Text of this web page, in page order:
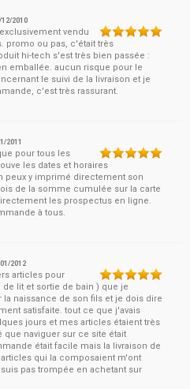
12/2010
vendu
promo ou pas, c'était très
hi-tech s'est très bien passée :
emballée. aucun risque pour le
le suivi de la livraison et je
c'est très rassurant.
2011
pour tous les
les dates et horaires
peux y imprimé directement son
de la somme cumulée sur la carte
les prospectus en ligne.
à tous.
2012
articles pour
lit et sortie de bain ) que je
naissance de son fils et je dois dire
satisfaite. tout ce que j'avais
jours et mes articles étaient très
que naviguer sur ce site était
était facile mais la livraison de
qui la composaient m'ont
pas trompée en achetant sur